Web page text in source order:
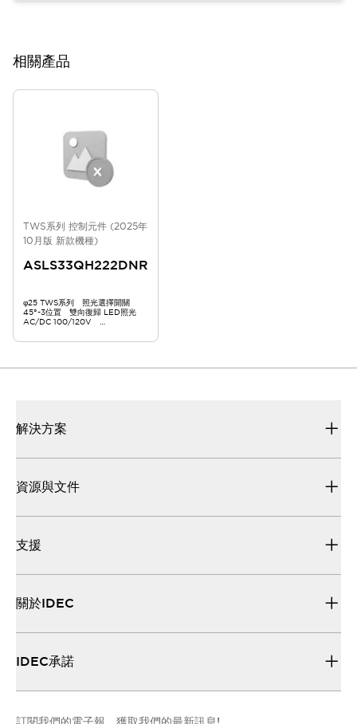
相關產品
TWS系列 控制元件 (2025年
10月版 新款機種)
ASLS33QH222DNR
φ25 TWS系列 照光選擇開關
45°-3位置 雙向復歸 LED照光
AC/DC 100/120V
解決方案
資源與文件
支援
關於IDEC
IDEC承諾